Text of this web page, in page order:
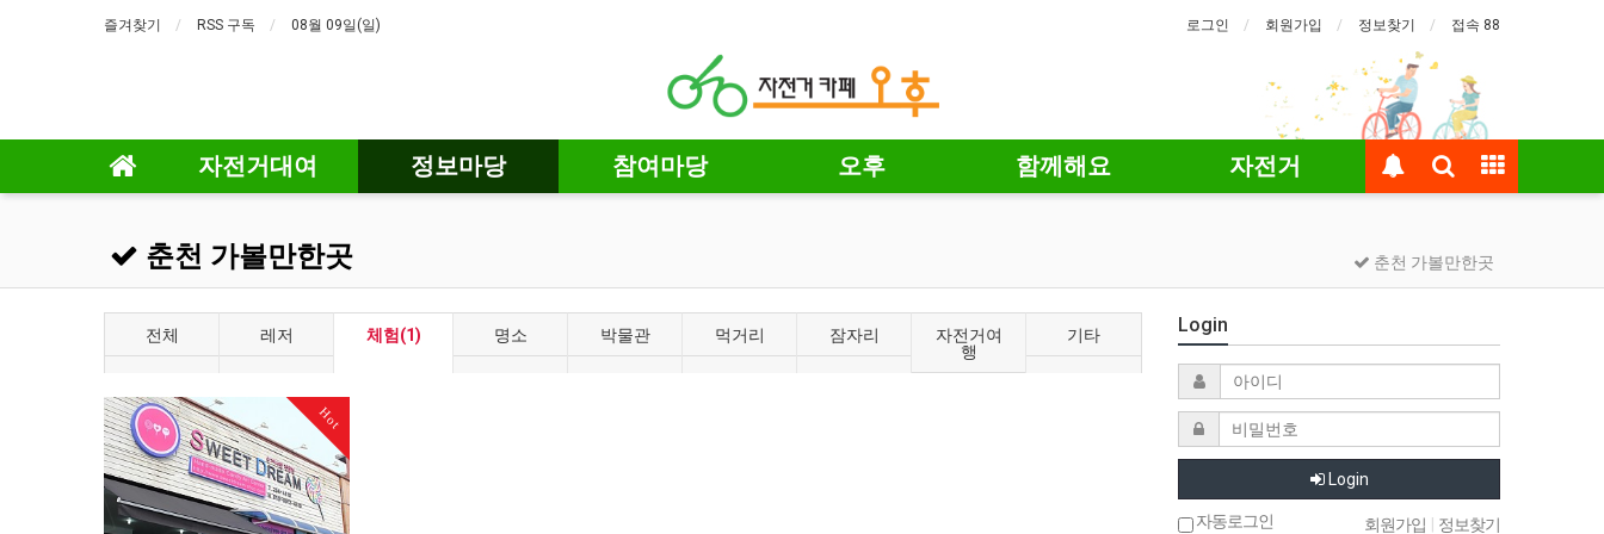
즐겨찾기 RSS 구독 08월 09일(일) 로그인 회원가입 정보찾기 접속 88
자전거대여 정보마당 참여마당 오후 함께해요 자전거
춘천 가볼만한곳 춘천 가볼만한곳
전체 레저 체험(1) 명소 박물관 먹거리 잠자리
자전거여
행
기타
Hot
Login
Login
자동로그인 회원가입 정보찾기